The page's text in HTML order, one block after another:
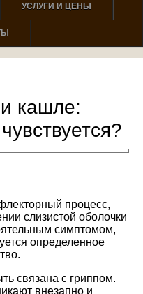
УСЛУГИ И ЦЕНЫ
кашле:
процесс,
слизистой оболочки
симптомом,
определенное
связана с гриппом.
внезапно и